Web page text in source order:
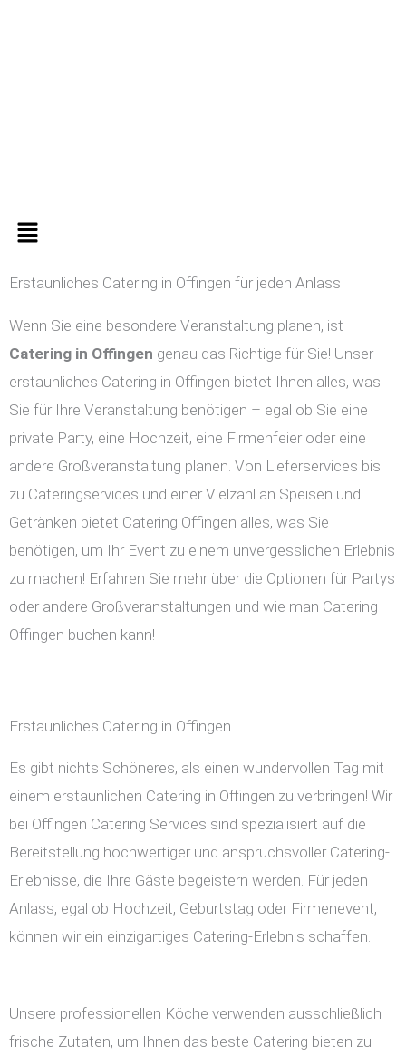
Menü
Erstaunliches Catering in Offingen für jeden Anlass
Wenn Sie eine besondere Veranstaltung planen, ist
Catering in Offingen genau das Richtige für Sie! Unser
erstaunliches Catering in Offingen bietet Ihnen alles, was
Sie für Ihre Veranstaltung benötigen – egal ob Sie eine
private Party, eine Hochzeit, eine Firmenfeier oder eine
andere Großveranstaltung planen. Von Lieferservices bis
zu Cateringservices und einer Vielzahl an Speisen und
Getränken bietet Catering Offingen alles, was Sie
benötigen, um Ihr Event zu einem unvergesslichen Erlebnis
zu machen! Erfahren Sie mehr über die Optionen für Partys
oder andere Großveranstaltungen und wie man Catering
Offingen buchen kann!
Erstaunliches Catering in Offingen
Es gibt nichts Schöneres, als einen wundervollen Tag mit
einem erstaunlichen Catering in Offingen zu verbringen! Wir
bei Offingen Catering Services sind spezialisiert auf die
Bereitstellung hochwertiger und anspruchsvoller Catering-
Erlebnisse, die Ihre Gäste begeistern werden. Für jeden
Anlass, egal ob Hochzeit, Geburtstag oder Firmenevent,
können wir ein einzigartiges Catering-Erlebnis schaffen.
Unsere professionellen Köche verwenden ausschließlich
frische Zutaten, um Ihnen das beste Catering bieten zu